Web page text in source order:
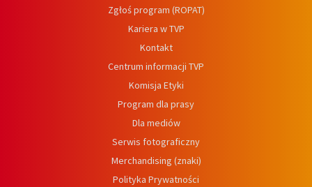
Zgłoś program (ROPAT)
Kariera w TVP
Kontakt
Centrum informacji TVP
Komisja Etyki
Program dla prasy
Dla mediów
Serwis fotograficzny
Merchandising (znaki)
Polityka Prywatności